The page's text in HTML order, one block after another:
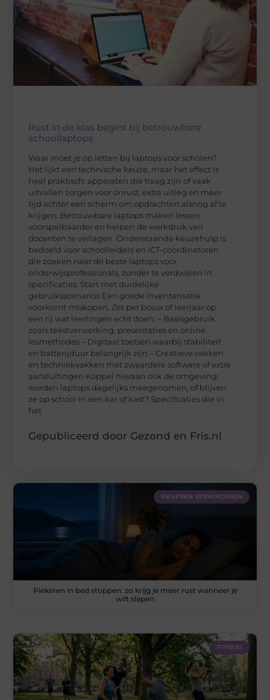
Rust in de klas begint bij betrouwbare
schoollaptops
Waar moet je op letten bij laptops voor scholen?
Het lijkt een technische keuze, maar het effect is
heel praktisch: apparaten die traag zijn of vaak
uitvallen zorgen voor onrust, extra uitleg en meer
tijd achter een scherm om opdrachten alsnog af te
krijgen. Betrouwbare laptops maken lessen
voorspelbaarder en helpen de werkdruk van
docenten te verlagen. Onderstaande keuzehulp is
bedoeld voor schoolleiders en ICT-coordinatoren
die zoeken naar de beste laptops voor
onderwijsprofessionals, zonder te verdwalen in
specificaties. Start met duidelijke
gebruiksscenarios Een goede inventarisatie
voorkomt miskopen. Zet per bouw of leerjaar op
een rij wat leerlingen echt doen: – Basisgebruik
zoals tekstverwerking, presentaties en online
lesmethodes – Digitaal toetsen waarbij stabiliteit
en batterijduur belangrijk zijn – Creatieve vakken
en techniekvakken met zwaardere software of extra
aansluitingen Koppel hieraan ook de omgeving:
worden laptops dagelijks meegenomen, of blijven
ze op school in een kar of kast? Specificaties die in
het
Gepubliceerd door Gezond en Fris.nl
PIEKEREN VERMINDEREN
Piekeren in bed stoppen: zo krijg je meer rust wanneer je
wilt slapen
FITNESS